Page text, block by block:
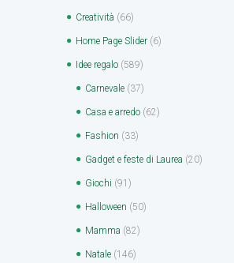
Creatività (66)
Home Page Slider (6)
Idee regalo (589)
Carnevale (37)
Casa e arredo (62)
Fashion (33)
Gadget e feste di Laurea (20)
Giochi (91)
Halloween (50)
Mamma (82)
Natale (146)